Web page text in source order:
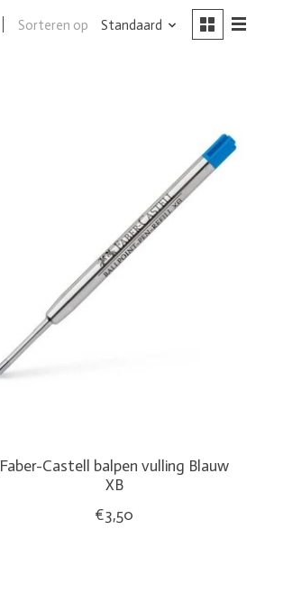
Sorteren op Standaard
Faber-Castell balpen vulling Blauw
XB
€3,50